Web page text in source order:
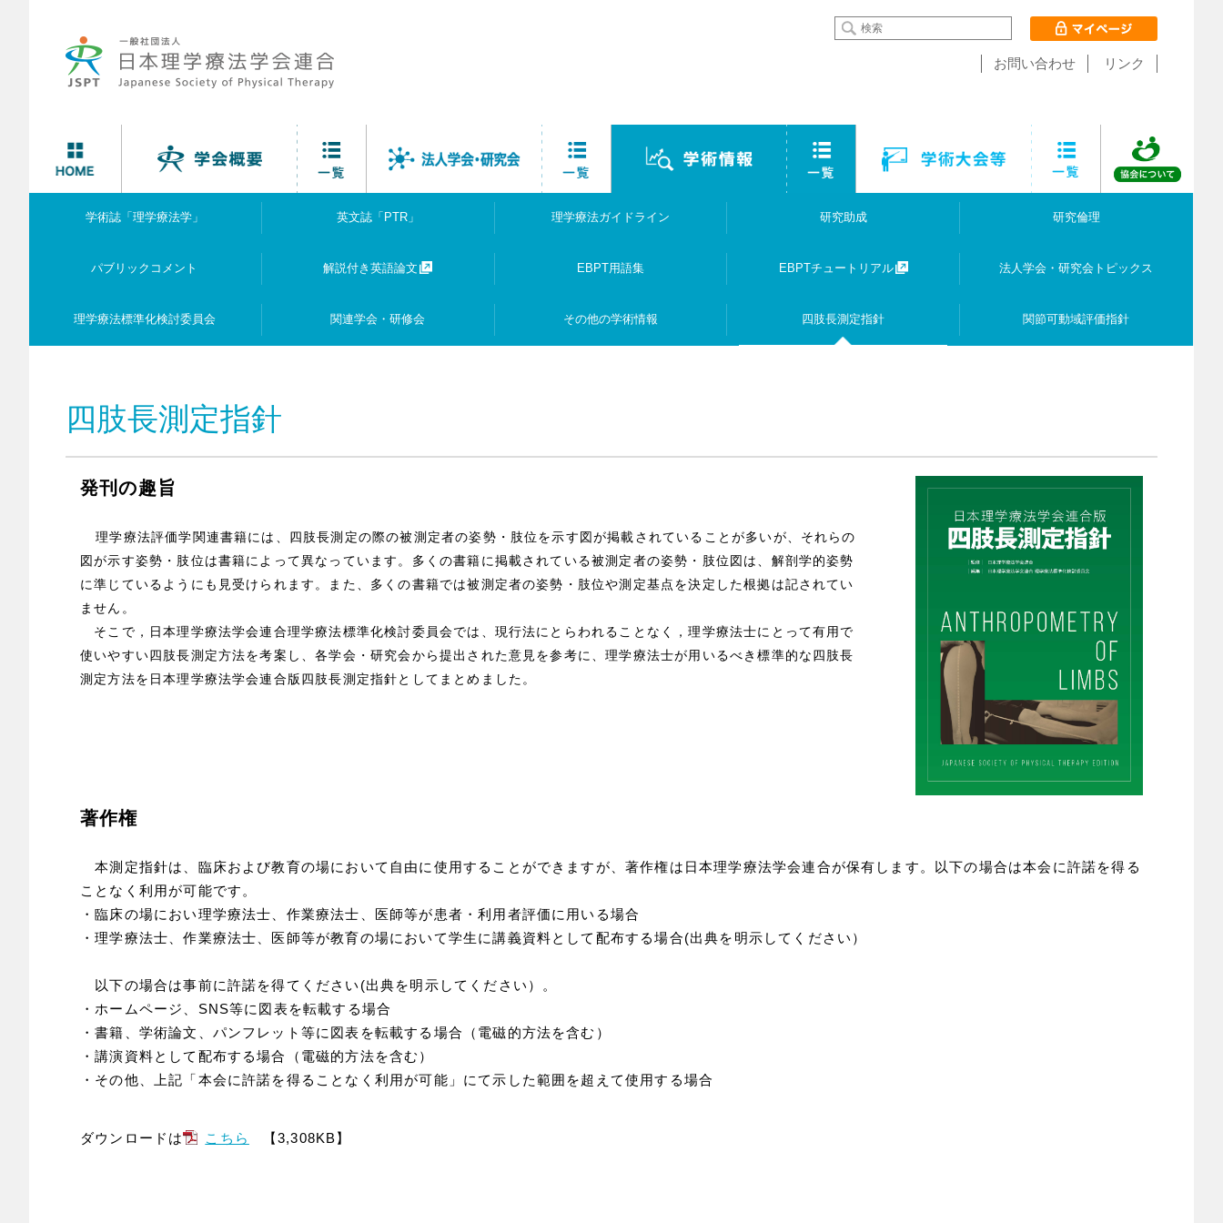
お問い合わせ リンク
学術誌「理学療法学」 英文誌「PTR」 理学療法ガイドライン 研究助成 研究倫理
パブリックコメント 解説付き英語論文 EBPT用語集 EBPTチュートリアル 法人学会・研究会トピックス
理学療法標準化検討委員会 関連学会・研修会 その他の学術情報 四肢長測定指針 関節可動域評価指針
四肢長測定指針
発刊の趣旨
理学療法評価学関連書籍には、四肢長測定の際の被測定者の姿勢・肢位を示す図が掲載されていることが多いが、それらの
図が示す姿勢・肢位は書籍によって異なっています。多くの書籍に掲載されている被測定者の姿勢・肢位図は、解剖学的姿勢
に準じているようにも見受けられます。また、多くの書籍では被測定者の姿勢・肢位や測定基点を決定した根拠は記されてい
ません。
そこで，日本理学療法学会連合理学療法標準化検討委員会では、現行法にとらわれることなく，理学療法士にとって有用で
使いやすい四肢長測定方法を考案し、各学会・研究会から提出された意見を参考に、理学療法士が用いるべき標準的な四肢長
測定方法を日本理学療法学会連合版四肢長測定指針としてまとめました。
著作権
本測定指針は、臨床および教育の場において自由に使用することができますが、著作権は日本理学療法学会連合が保有します。以下の場合は本会に許諾を得る
ことなく利用が可能です。
・臨床の場におい理学療法士、作業療法士、医師等が患者・利用者評価に用いる場合
・理学療法士、作業療法士、医師等が教育の場において学生に講義資料として配布する場合(出典を明示してください）
以下の場合は事前に許諾を得てください(出典を明示してください）。
・ホームページ、SNS等に図表を転載する場合
・書籍、学術論文、パンフレット等に図表を転載する場合（電磁的方法を含む）
・講演資料として配布する場合（電磁的方法を含む）
・その他、上記「本会に許諾を得ることなく利用が可能」にて示した範囲を超えて使用する場合
ダウンロードは こちら 【3,308KB】